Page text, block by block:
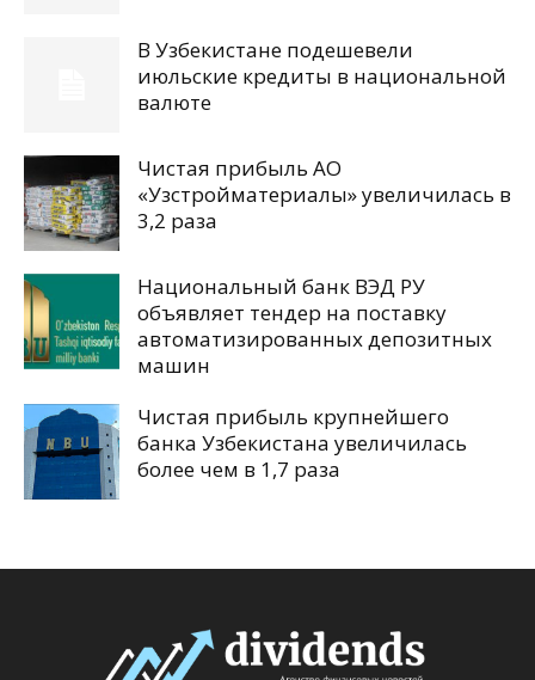
В Узбекистане подешевели
июльские кредиты в национальной
валюте
Чистая прибыль АО
«Узстройматериалы» увеличилась в
3,2 раза
Национальный банк ВЭД РУ
объявляет тендер на поставку
автоматизированных депозитных
машин
Чистая прибыль крупнейшего
банка Узбекистана увеличилась
более чем в 1,7 раза